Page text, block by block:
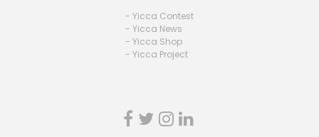
- Yicca Contest
- Yicca News
- Yicca Shop
- Yicca Project